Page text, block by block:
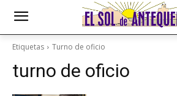
Etiquetas Turno de oficio
turno de oficio